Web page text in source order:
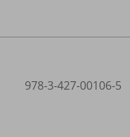
978-3-427-00106-5